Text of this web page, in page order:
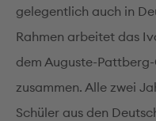
gelegentlich auch in
Rahmen arbeitet das
dem Auguste-
zusammen. Alle zwei
Schüler aus den